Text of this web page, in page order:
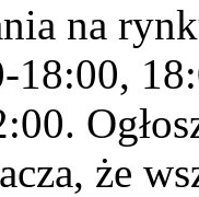
na
18:00,
że